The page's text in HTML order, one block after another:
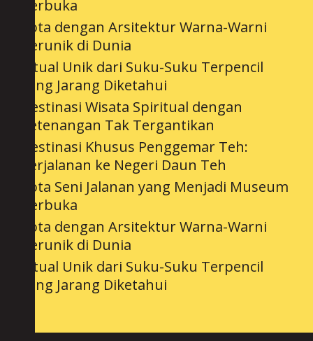
Terbuka
Kota dengan Arsitektur Warna-Warni
Terunik di Dunia
Ritual Unik dari Suku-Suku Terpencil
yang Jarang Diketahui
Destinasi Wisata Spiritual dengan
Ketenangan Tak Tergantikan
Destinasi Khusus Penggemar Teh:
Perjalanan ke Negeri Daun Teh
Kota Seni Jalanan yang Menjadi Museum
Terbuka
Kota dengan Arsitektur Warna-Warni
Terunik di Dunia
Ritual Unik dari Suku-Suku Terpencil
yang Jarang Diketahui